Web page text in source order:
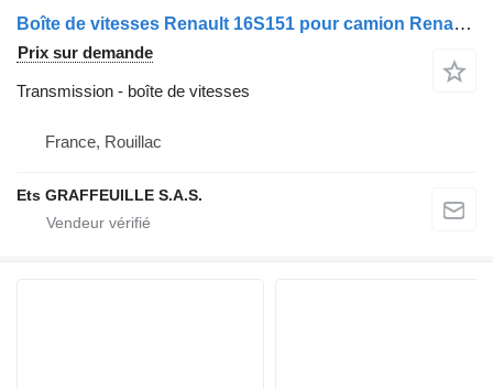
Boîte de vitesses Renault 16S151 pour camion Renault ALL VERSIONS
Prix sur demande
Transmission - boîte de vitesses
France, Rouillac
Ets GRAFFEUILLE S.A.S.